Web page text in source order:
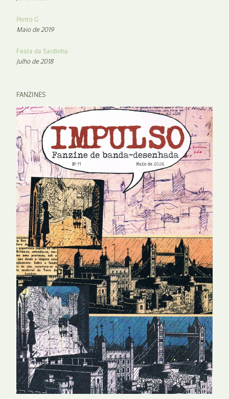
Ponto G
Maio de 2019
Festa da Sardinha
Julho de 2018
FANZINES